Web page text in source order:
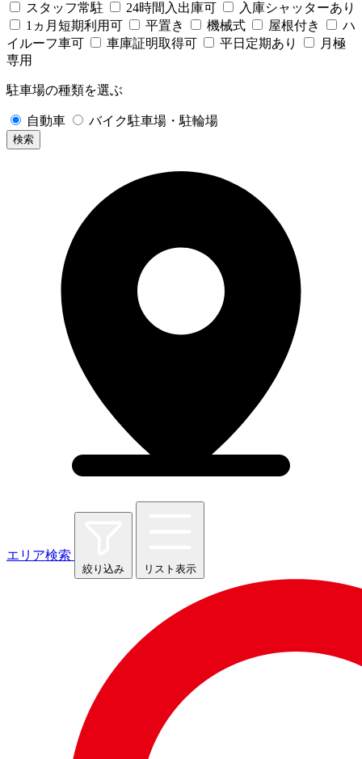
スタッフ常駐 24時間入出庫可
入庫シャッターあり
1ヵ月短期利用可
平置き 機械式 屋根付き
ハ
イルーフ車可
車庫証明取得可 平日定期あり
月極
専用
駐車場の種類を選ぶ
自動車 バイク駐車場・駐輪場
検索
エリア検索
絞り込み リスト表示